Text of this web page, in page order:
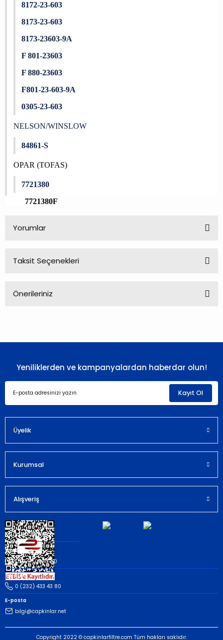
8172-23-603
8173-23-603
8173-23603-9A
F 801-23603
F 880-23603
F801-23-603-9A
0305-23-603
NELSON/WINSLOW
84861-S
OPAR (TOFAS)
7721380
7721380F
Yorumlar
Taksit Seçenekleri
Önerileriniz
Ürün resmi kalitesiz, bozuk veya görüntülenemiyor.
Bu ürüne benzer farklı alternatifler olmalı.
Yeniliklerden ve kampanyalardan haberdar olun!
Kayıt Ol
Üyelik
Kurumsal
Alışveriş
Müşteri İletişim
Whatsapp
(535) 503 43 80
Telefon
0 (232) 433 43 80
E-posta
bilgi@capkinlar.net
Copyright 2022 © capkinlarfiltre.com Tüm hakları saklıdır.